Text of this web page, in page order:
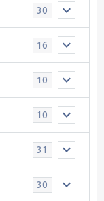
30
16
10
10
31
30